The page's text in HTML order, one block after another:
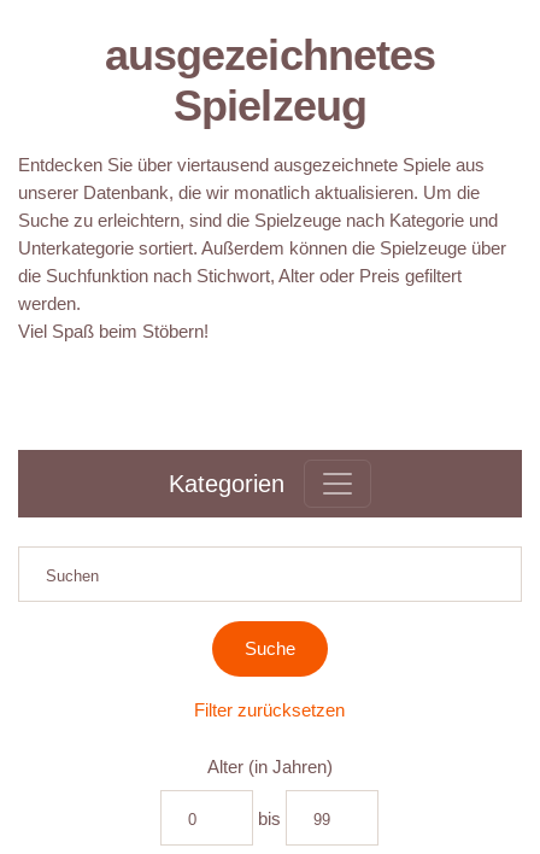
ausgezeichnetes
Spielzeug
Entdecken Sie über viertausend ausgezeichnete Spiele aus
unserer Datenbank, die wir monatlich aktualisieren. Um die
Suche zu erleichtern, sind die Spielzeuge nach Kategorie und
Unterkategorie sortiert. Außerdem können die Spielzeuge über
die Suchfunktion nach Stichwort, Alter oder Preis gefiltert
werden.
Viel Spaß beim Stöbern!
Kategorien
Filter zurücksetzen
Alter (in Jahren)
bis